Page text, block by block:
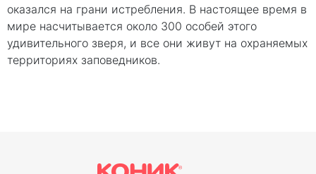
оказался на грани истребления. В настоящее время в
мире насчитывается около 300 особей этого
удивительного зверя, и все они живут на охраняемых
территориях заповедников.